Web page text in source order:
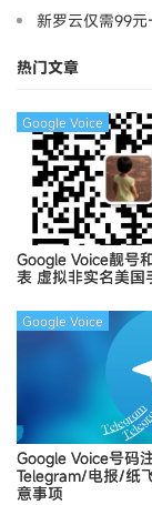
新罗云仅需99
热门文章
Google Voice靓号
表 虚拟非实名美国
Google Voice
Google Voice号码
Telegram/电报/纸
意事项
Google Voice